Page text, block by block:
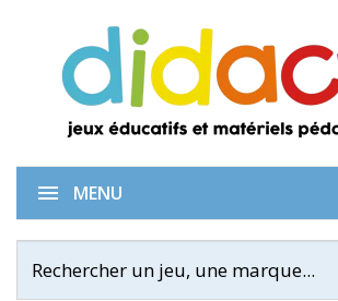
MENU
Puzzle Victor Hugo: la